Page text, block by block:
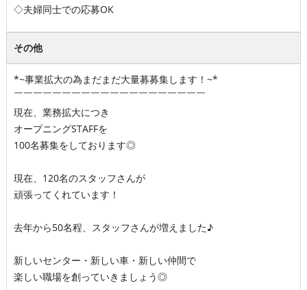
◇夫婦同士での応募OK
その他
*~事業拡大の為まだまだ大量募募集します！~*
￣￣￣￣￣￣￣￣￣￣￣￣￣￣￣￣￣￣￣￣
現在、業務拡大につき
オープニングSTAFFを
100名募集をしております◎
現在、120名のスタッフさんが
頑張ってくれています！
去年から50名程、スタッフさんが増えました♪
新しいセンター・新しい車・新しい仲間で
楽しい職場を創っていきましょう◎